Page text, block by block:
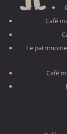
Café
Le
Café